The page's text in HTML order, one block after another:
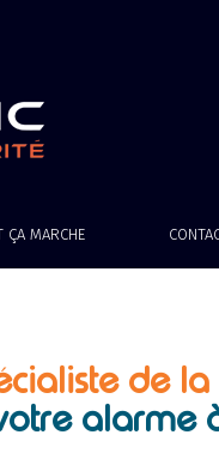
ÇA MARCHE
de
alarme